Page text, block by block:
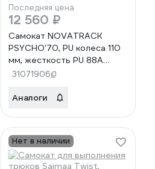
Последняя цена
12 560 ₽
Самокат NOVATRACK
PSYCHO'70, PU колеса 110
мм, жесткость PU 88A
110A.PSYCHOP4.BZ22
31071906
Аналоги
Нет в наличии